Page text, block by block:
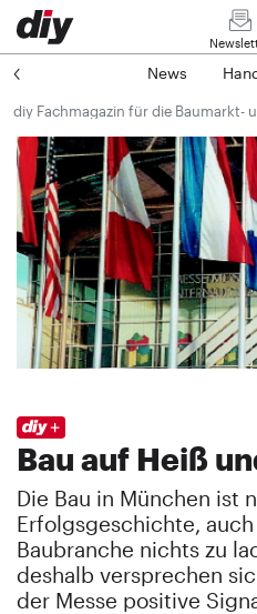
News
diy Fachmagazin für die Baumarkt-
Bau auf Heiß
Die Bau in München ist
Erfolgsgeschichte,
Baubranche nichts zu
deshalb versprechen
der Messe positive